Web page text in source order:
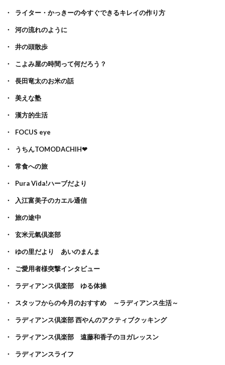
ライター・かっきーの今すぐできるキレイの作り方
河の流れのように
井の頭散歩
こよみ屋の時間って何だろう？
長田竜太のお米の話
美えな塾
漢方的生活
FOCUS eye
うちんTOMODACHIH❤
常食への旅
Pura Vida!ハーブだより
入江富美子のカエル通信
旅の途中
玄米元氣倶楽部
ゆの里だより あいのまんま
ご愛用者様突撃インタビュー
ラディアンス倶楽部 ゆる体操
スタッフからの今月のおすすめ ～ラディアンス生活～
ラディアンス倶楽部 西やんのアクティブクッキング
ラディアンス倶楽部 遠藤和香子のヨガレッスン
ラディアンスライフ